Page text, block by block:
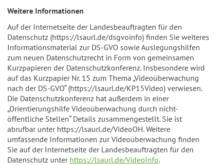
Weitere Informationen
Auf der Internetseite der Landesbeauftragten für den
Datenschutz (https://lsaurl.de/dsgvoinfo) finden Sie weiteres
Informationsmaterial zur DS-GVO sowie Auslegungshilfen
zum neuen Datenschutzrecht in Form von gemeinsamen
Kurzpapieren der Datenschutzkonferenz. Insbesondere wird
auf das Kurzpapier Nr. 15 zum Thema „Videoüberwachung
nach der DS-GVO“ (https://lsaurl.de/KP15Video) verwiesen.
Die Datenschutzkonferenz hat außerdem in einer
„Orientierungshilfe Videoüberwachung durch nicht-
öffentliche Stellen“ Details zusammengestellt. Sie ist
abrufbar unter https://lsaurl.de/VideoOH. Weitere
umfassende Informationen zur Videoüberwachung finden
Sie auf der Internetseite der Landesbeauftragten für den
Datenschutz unter https://lsaurl.de/VideoInfo.